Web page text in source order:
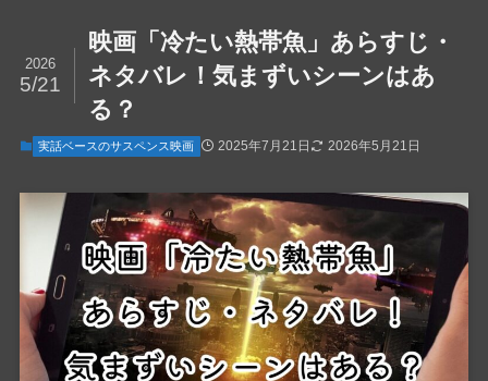
映画「冷たい熱帯魚」あらすじ・
ネタバレ！気まずいシーンはあ
る？
2026
5/21
実話ベースのサスペンス映画 2025年7月21日 2026年5月21日